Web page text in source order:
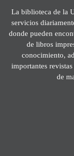
La biblioteca de la
servicios
donde pueden
de libros
conocimiento,
importantes
de